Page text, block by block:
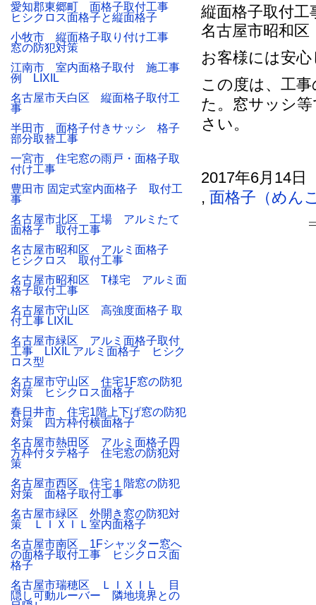
名古屋市昭和
お客様には安
この度は、工
た。窓サッシ
さい。
2017年6月14
, 面格子（めん
愛知郡東郷町 面格子取付工事
ヒシクロス面格子と縦面格子
小牧市 縦面格子取り付け工事
窓の防犯対策
江南市 室内面格子取付 施工事
例 LIXIL
名古屋市天白区 縦面格子取付工
事
半田市 面格子付きサッシ 格子
部分取替工事
一宮市 住宅窓の雨戸・面格子取
付け工事
豊田市 固定式室内面格子 取付工
事
名古屋市北区 工場 アルミたて
面格子 取付工事
名古屋市昭和区 アルミ面格子
ヒシクロス 取付工事
名古屋市昭和区 T様宅 アルミ面
格子取付工事
名古屋市守山区 高強度面格子 取
付工事 LIXIL
名古屋市緑区 アルミ面格子取付
工事 LIXIL アルミ面格子 ヒシク
ロス型
名古屋市守山区 住宅1F窓の防犯
対策 ヒシクロス面格子
春日井市 住宅1階上下げ窓の防犯
対策 四方枠付横面格子
名古屋市熱田区 アルミ面格子四
方枠付タテ格子 住宅窓の防犯対
策
名古屋市西区 住宅１階窓の防犯
対策 面格子取付工事
名古屋市緑区 外開き窓の防犯対
策 ＬＩＸＩＬ室内面格子
名古屋市南区 1Fシャッター窓へ
の面格子取付工事 ヒシクロス面
格子
名古屋市瑞穂区 ＬＩＸＩＬ 目
隠し可動ルーバー 隣地境界との